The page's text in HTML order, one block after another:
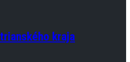
kraja